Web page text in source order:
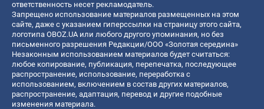
ответственность несет рекламодатель.
Запрещено использование материалов размещенных на этом
сайте, даже с указанием гиперссылки на страницу этого сайта,
логотипа OBOZ.UA или любого другого упоминания, но без
письменного разрешения Редакции/ООО «Золотая середина»
Незаконным использованием материалов будет считаться:
любое копирование, публикация, перепечатка, последующее
распространение, использование, переработка с
использованием, включением в состав других материалов,
распространение, адаптация, перевод и другие подобные
изменения материала.